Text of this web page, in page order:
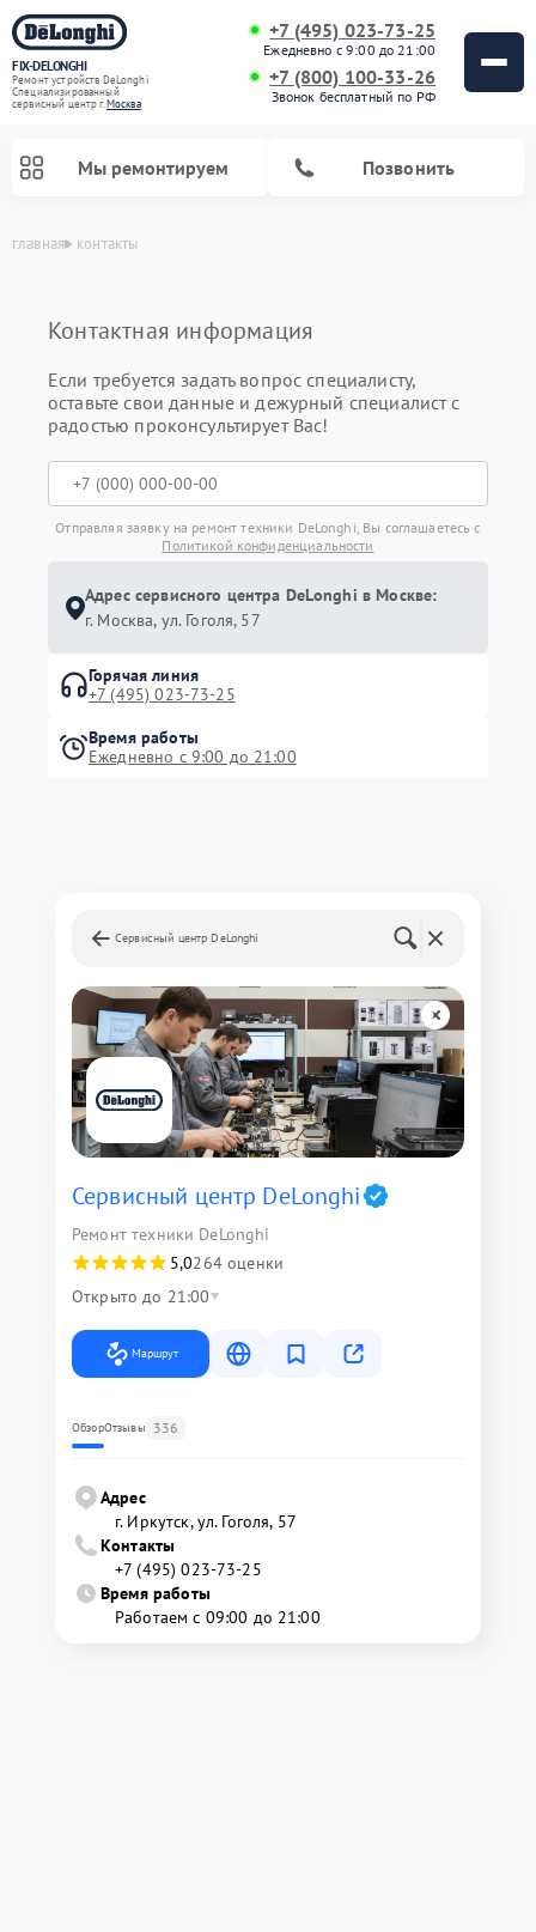
FIX-DELONGHI
Ремонт устройств DeLonghi
Специализированный
cервисный центр г.Москва
+7 (495) 023-73-25
Ежедневно с 9:00 до 21:00
+7 (800) 100-33-26
Звонок бесплатный по РФ
Мы ремонтируем Позвонить
главная контакты
Контактная информация
Если требуется задать вопрос специалисту,
оставьте свои данные и дежурный специалист с
радостью проконсультирует Вас!
Отправляя заявку на ремонт техники DeLonghi, Вы соглашаетесь с
Политикой конфиденциальности
Адрес сервисного центра DeLonghi в Москве:
г. Москва, ул. ​Гоголя, 57
Горячая линия
+7 (495) 023-73-25
Время работы
Ежедневно с 9:00 до 21:00
Сервисный центр DeLonghi
Сервисный центр DeLonghi
Ремонт техники DeLonghi
5,0264 оценки
Открыто до 21:00
Маршрут
ОбзорОтзывы 336
Адрес
г. Иркутск, ул. ​Гоголя, 57
Контакты
+7 (495) 023-73-25
Время работы
Работаем с 09:00 до 21:00